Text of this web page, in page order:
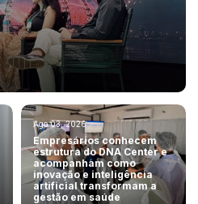
Ago 03, 2026
Empresários conhecem
estrutura do DNA Center e
acompanham como
inovação e inteligência
artificial transformam a
gestão em saúde